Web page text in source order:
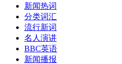
新闻热词
分类词汇
流行新词
名人演讲
BBC英语
新闻播报